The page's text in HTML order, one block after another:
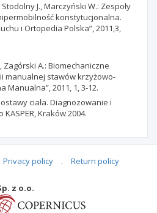
J., Marczyński W.: Zespoły
konstytucjonalna.
i Ortopedia Polska”, 2011,3,
Zagórski A.: Biomechaniczne
manualnej stawów krzyżowo-
Manualna”, 2011, 1, 3-12.
ciała. Diagnozowanie i
Kraków 2004.
Privacy policy . Return policy
z o.o.